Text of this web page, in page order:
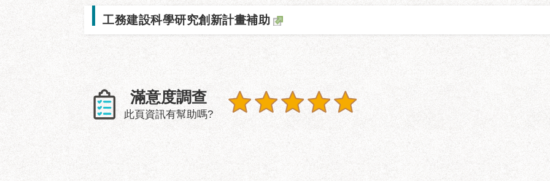
工務建設科學研究創新計畫補助
滿意度調查
此頁資訊有幫助嗎?